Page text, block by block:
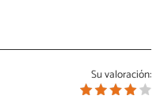
Su valoración: